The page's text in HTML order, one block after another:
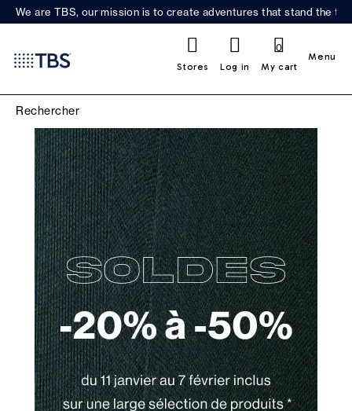
We are TBS, our mission is to create adventures that stand the
Stores Log in My cart
0
Menu